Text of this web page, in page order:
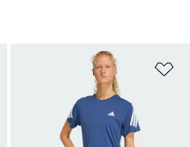
Ajouter à la Liste de produits